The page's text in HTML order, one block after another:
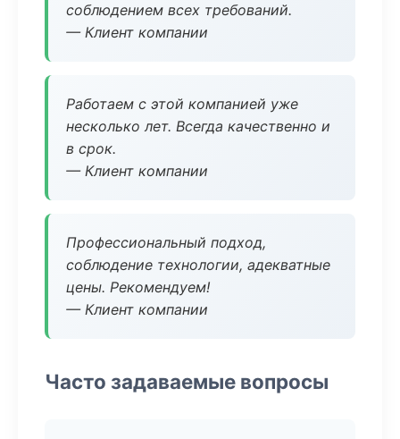
соблюдением всех требований.
— Клиент компании
Работаем с этой компанией уже
несколько лет. Всегда качественно и
в срок.
— Клиент компании
Профессиональный подход,
соблюдение технологии, адекватные
цены. Рекомендуем!
— Клиент компании
Часто задаваемые вопросы